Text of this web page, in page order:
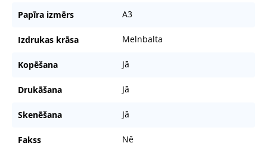
Papīra izmērs A3
Izdrukas krāsa Melnbalta
Kopēšana Jā
Drukāšana Jā
Skenēšana Jā
Fakss Nē